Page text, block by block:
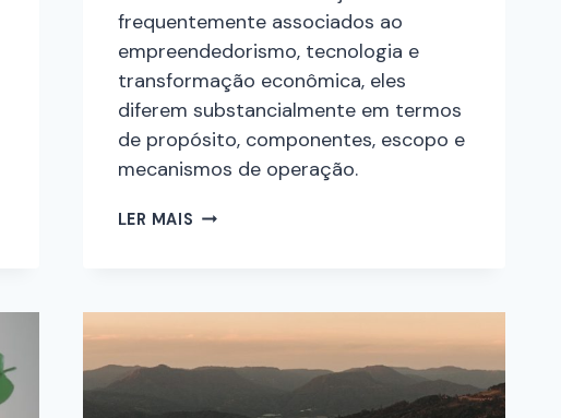
frequentemente associados ao
empreendedorismo, tecnologia e
transformação econômica, eles
diferem substancialmente em termos
de propósito, componentes, escopo e
mecanismos de operação.
LER MAIS